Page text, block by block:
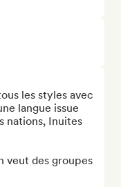
les styles avec
langue issue
nations, Inuites
veut des groupes